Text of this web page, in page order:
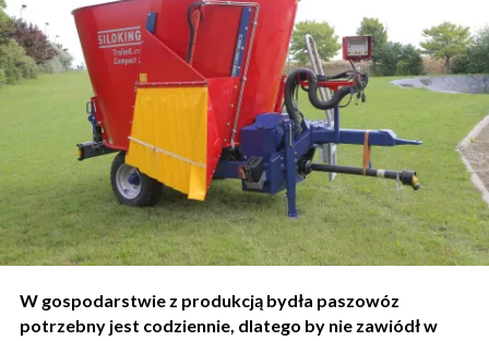
W gospodarstwie z produkcją bydła paszowóz
potrzebny jest codziennie, dlatego by nie zawiódł w